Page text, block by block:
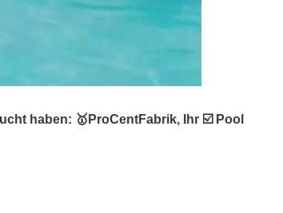
haben: 🥇ProCentFabrik, Ihr ☑️ Pool